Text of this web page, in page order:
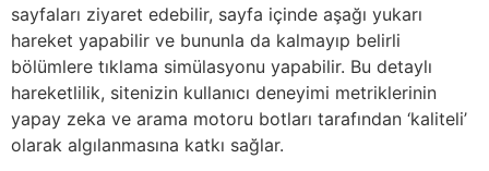
sayfaları ziyaret edebilir, sayfa içinde aşağı yukarı
hareket yapabilir ve bununla da kalmayıp belirli
bölümlere tıklama simülasyonu yapabilir. Bu detaylı
hareketlilik, sitenizin kullanıcı deneyimi metriklerinin
yapay zeka ve arama motoru botları tarafından ‘kaliteli’
olarak algılanmasına katkı sağlar.